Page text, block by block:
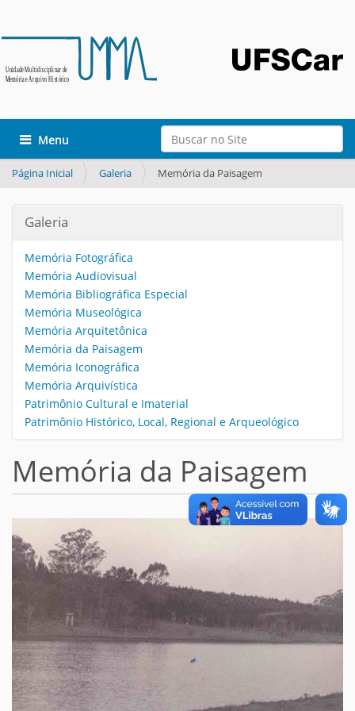
Busca
Busca Avançada…
Toggle navigation
Página Inicial Galeria Memória da Paisagem
Galeria
Memória Fotográfica
Memória Audiovisual
Memória Bibliográfica Especial
Memória Museológica
Memória Arquitetônica
Memória da Paisagem
Memória Iconográfica
Memória Arquivística
Patrimônio Cultural e Imaterial
Patrimônio Histórico, Local, Regional e Arqueológico
Memória da Paisagem